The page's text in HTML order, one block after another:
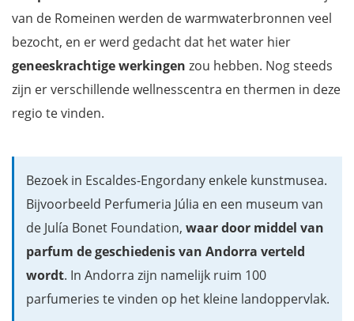
van de Romeinen werden de warmwaterbronnen veel
bezocht, en er werd gedacht dat het water hier
geneeskrachtige werkingen zou hebben. Nog steeds
zijn er verschillende wellnesscentra en thermen in deze
regio te vinden.
Bezoek in Escaldes-Engordany enkele kunstmusea.
Bijvoorbeeld Perfumeria Júlia en een museum van
de Julía Bonet Foundation, waar door middel van
parfum de geschiedenis van Andorra verteld
wordt. In Andorra zijn namelijk ruim 100
parfumeries te vinden op het kleine landoppervlak.